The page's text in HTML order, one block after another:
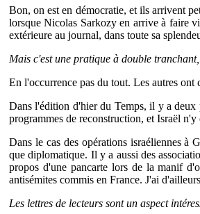
Bon, on est en démocratie, et ils arrivent
lorsque Nicolas Sarkozy en arrive à faire
extérieure au journal, dans toute sa
Mais c'est une pratique à double
En l'occurrence pas du tout. Les autres
Dans l'édition d'hier du Temps, il y a deux
programmes de reconstruction, et Israël
Dans le cas des opérations israéliennes à
que diplomatique. Il y a aussi des
propos d'une pancarte lors de la manif
antisémites commis en France. J'ai
Les lettres de lecteurs sont un aspect